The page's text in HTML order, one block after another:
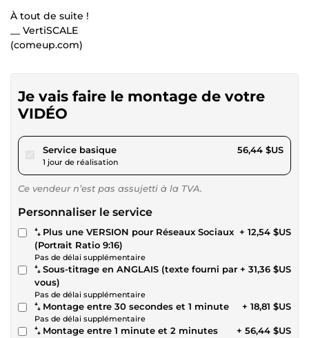
À tout de suite !
__ VertiSCALE
(comeup.com)
Je vais faire le montage de votre
VIDÉO
Service basiquepour 52,02 $US
1 jour de réalisation
56,44 $US
Ce vendeur n’est pas assujetti à la TVA.
Personnaliser le service
⁺₊ Plus une VERSION pour Réseaux Sociaux
(Portrait Ratio 9:16)
Pas de délai supplémentaire
+ 12,54 $US
⁺₊ Sous-titrage en ANGLAIS (texte fourni par
vous)
Pas de délai supplémentaire
+ 31,36 $US
⁺₊ Montage entre 30 secondes et 1 minute
Pas de délai supplémentaire
+ 18,81 $US
⁺₊ Montage entre 1 minute et 2 minutes + 56,44 $US